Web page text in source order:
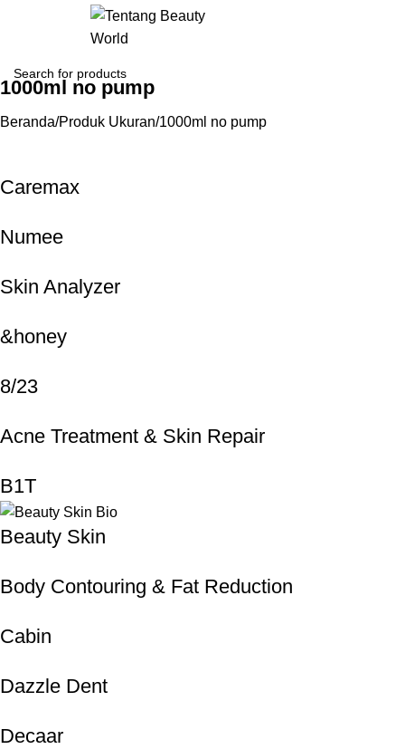
1000ml no pump
Beranda Produk Ukuran 1000ml no pump
Caremax
Numee
Skin Analyzer
&honey
8/23
Acne Treatment & Skin Repair
B1T
Beauty Skin
Body Contouring & Fat Reduction
Cabin
Dazzle Dent
Decaar